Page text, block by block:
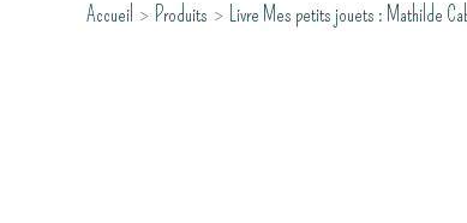
Accueil Produits Livre Mes petits jouets : Mathilde